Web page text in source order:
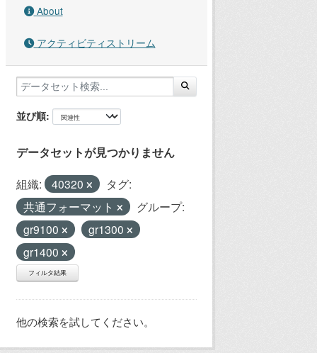
About
アクティビティストリーム
並び順
データセットが見つかりません
組織: 40320
タグ:
共通フォーマット
グループ:
gr9100
gr1300
gr1400
フィルタ結果
他の検索を試してください。